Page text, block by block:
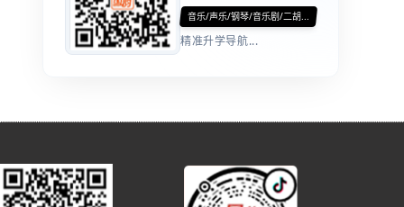
音乐/声乐/钢琴/音乐剧/二胡...
精准升学导航...